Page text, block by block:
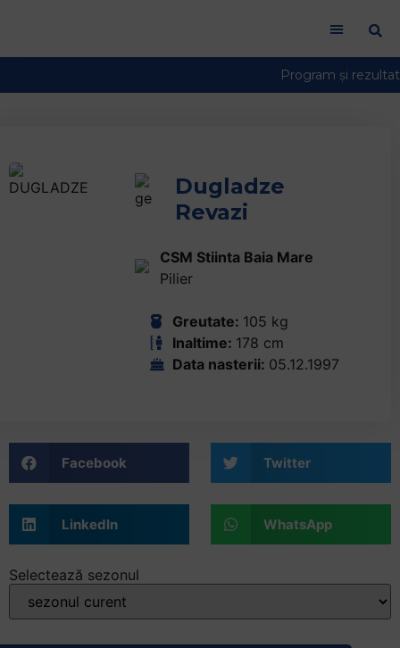
Dugladze
Revazi
CSM Stiinta Baia Mare
Pilier
Greutate: 105 kg
Inaltime: 178 cm
Data nasterii: 05.12.1997
Facebook Twitter
LinkedIn WhatsApp
Selectează sezonul